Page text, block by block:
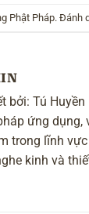
Phật Pháp. Đánh
bởi: Tú Huyền
ứng dụng,
trong lĩnh
kinh và